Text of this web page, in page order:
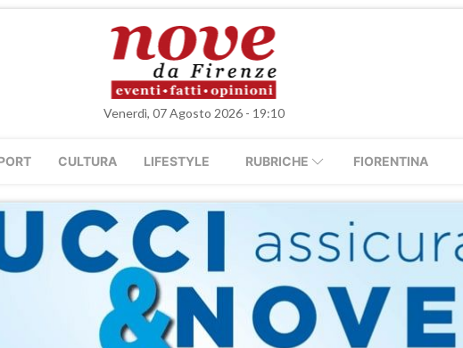
Venerdì, 07 Agosto 2026 - 19:10
CULTURA LIFESTYLE RUBRICHE FIORENTINA